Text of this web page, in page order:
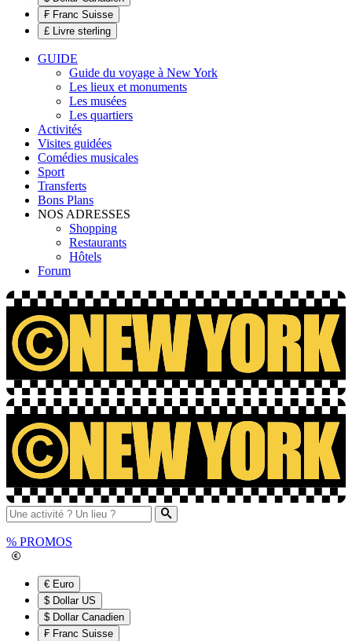
₣ Franc Suisse
£ Livre sterling
GUIDE
Guide du voyage à New York
Les lieux et monuments
Les musées
Les quartiers
Activités
Visites guidées
Comédies musicales
Sport
Transferts
Bons Plans
NOS ADRESSES
Shopping
Restaurants
Hôtels
Forum
% PROMOS
€ Euro
$ Dollar US
$ Dollar Canadien
₣ Franc Suisse